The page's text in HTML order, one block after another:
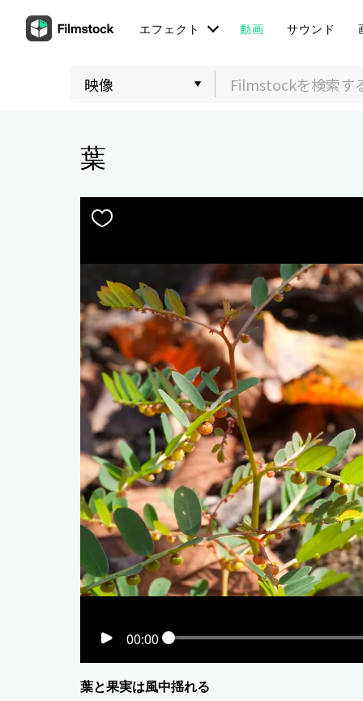
エフェクト 動画 サウンド
葉
00:00
葉と果実は風中揺れる